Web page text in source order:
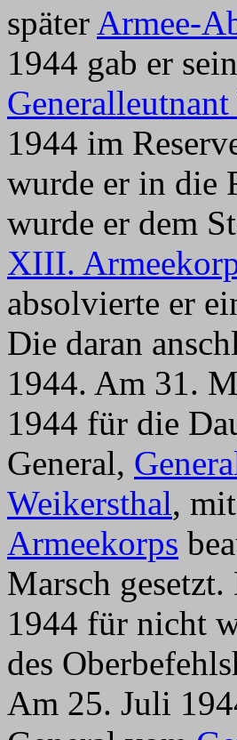
später Armee-
1944 gab er
1944 im
wurde er in die
wurde er dem
XIII.
absolvierte er
Die daran
1944. Am 31.
1944 für die
General,
Weikersthal,
Armeekorps
Marsch
1944 für nicht
des
Am 25. Juli